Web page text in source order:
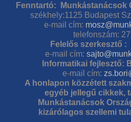
Fenntartó: Munkástanácsok
székhely:1125 Budapest
e-mail cím:
telefonszám:
Felelős szerkesztő
e-mail cím:
Informatikai fejlesztő:
e-mail cím:
A honlapon közzétett
egyéb jellegű cikkek,
Munkástanácsok
kizárólagos szellemi